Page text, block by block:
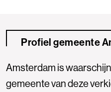
Profiel gemeente
Amsterdam is
gemeente van deze